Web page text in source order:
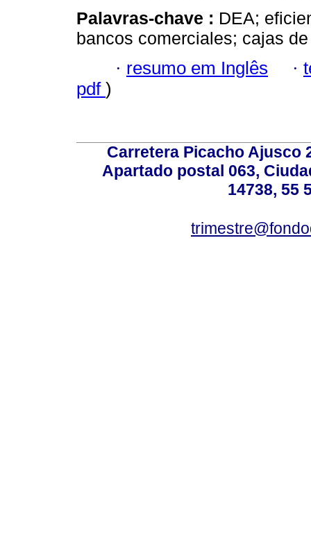
Palavras-chave : DEA;
bancos comerciales; cajas
· resumo em Inglês ·
pdf )
Carretera Picacho Ajusco
Apartado postal 063,
14738, 55